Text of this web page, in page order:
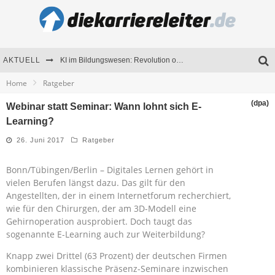
AKTUELL KI im Bildungswesen: Revolution oder Risiko für Schulen und Universitäten?
Seminare als Motivationsmotor – Wie Weiterbildung Mitarbeiter nachhaltig begeistert
Home Ratgeber
Webinar statt Seminar: Wann lohnt sich E-
Learning?
(dpa)
26. Juni 2017 Ratgeber
Bonn/Tübingen/Berlin – Digitales Lernen gehört in
vielen Berufen längst dazu. Das gilt für den
Angestellten, der in einem Internetforum recherchiert,
wie für den Chirurgen, der am 3D-Modell eine
Gehirnoperation ausprobiert. Doch taugt das
sogenannte E-Learning auch zur Weiterbildung?
Knapp zwei Drittel (63 Prozent) der deutschen Firmen
kombinieren klassische Präsenz-Seminare inzwischen